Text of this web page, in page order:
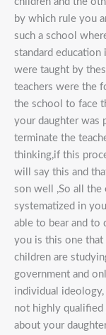
by which rule you
such a school
standard education
were taught by
teachers were the
the school to face
your daughter was
terminate the
thinking,if this
will say this and
son well ,So all
systematized in
able to bear and
you is this one that
children are
government and
individual
not highly qualified
about your